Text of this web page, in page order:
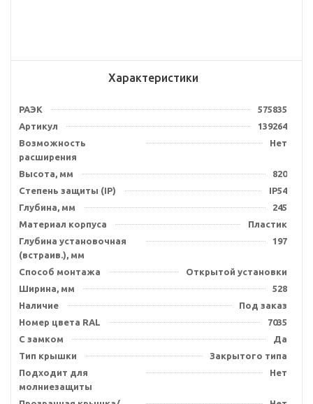
Характеристики
РАЭК
575835
Артикул
139264
Возможность
расширения
Нет
Высота, мм
820
Степень защиты (IP)
IP54
Глубина, мм
245
Материал корпуса
Пластик
Глубина установочная
(встраив.), мм
197
Способ монтажа
Открытой установки
Ширина, мм
528
Наличие
Под заказ
Номер цвета RAL
7035
С замком
Да
Тип крышки
Закрытого типа
Подходит для
молниезащиты
Нет